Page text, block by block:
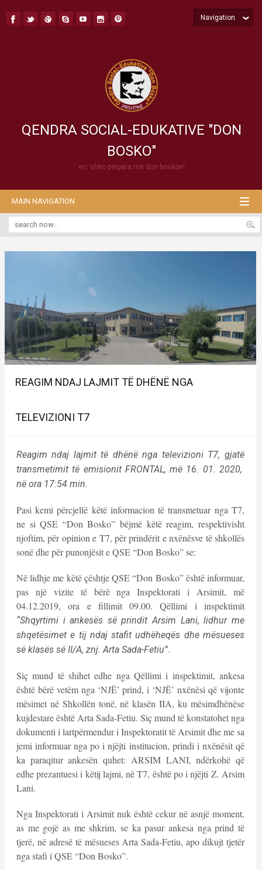
QENDRA SOCIAL-EDUKATIVE "DON
BOSKO"
ec, shko përpara me don boskon!
Navigation
MAIN NAVIGATION
REAGIM NDAJ LAJMIT TË DHËNË NGA
TELEVIZIONI T7
Reagim ndaj lajmit të dhënë nga televizioni T7, gjatë
transmetimit të emisionit FRONTAL, më 16. 01. 2020,
në ora 17:54 min.
Pasi kemi përcjellë këtë informacion të transmetuar nga T7,
ne si QSE “Don Bosko” bëjmë këtë reagim, respektivisht
njoftim, për opinion e T7, për prindërit e nxënësve të shkollës
sonë dhe për punonjësit e QSE “Don Bosko” se:
Në lidhje me këtë çështje QSE “Don Bosko” është informuar,
pas një vizite të bërë nga Inspektorati i Arsimit, më
04.12.2019, ora e fillimit 09.00. Qëllimi i inspektimit
“Shqyrtimi i ankesës së prindit Arsim Lani, lidhur me
shqetësimet e tij ndaj stafit udhëheqës dhe mësueses
së klasës së II/A, znj. Arta Sada-Fetiu”.
Siç mund të shihet edhe nga Qëllimi i inspektimit, ankesa
është bërë vetëm nga ‘NJË’ prind, i ‘NJË’ nxënësi që vijonte
mësimet në Shkollën tonë, në klasën IIA, ku mësimdhënëse
kujdestare është Arta Sada-Fetiu. Siç mund të konstatohet nga
dokumenti i lartpërmendur i Inspektoratit të Arsimit dhe me sa
jemi informuar nga po i njëjti institucion, prindi i nxënësit që
ka paraqitur ankesën quhet: ARSIM LANI, ndërkohë që
edhe prezantuesi i këtij lajmi, në T7, është po i njëjti Z. Arsim
Lani.
Nga Inspektorati i Arsimit nuk është cekur në asnjë moment,
as me gojë as me shkrim, se ka pasur ankesa nga prind të
tjerë, në adresë të mësueses Arta Sada-Fetiu, apo dikujt tjetër
nga stafi i QSE “Don Bosko”.